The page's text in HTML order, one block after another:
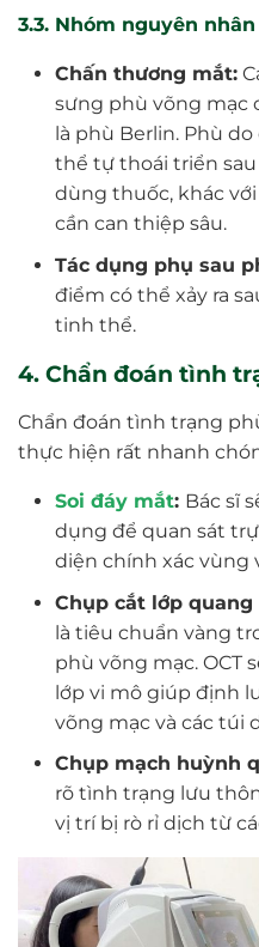
3.3. Nhóm nguyên
Chấn thương mắt:
sưng phù võng mạc
là phù Berlin. Phù
thể tự thoái triển
dùng thuốc, khác
cần can thiệp sâu.
Tác dụng phụ sau
điểm có thể xảy ra
tinh thể.
4. Chẩn đoán tình
Chẩn đoán tình trạng
thực hiện rất nhanh
Soi đáy mắt: Bác sĩ
dụng để quan sát
diện chính xác vùng
Chụp cắt lớp quang
là tiêu chuẩn vàng
phù võng mạc. OCT
lớp vi mô giúp định
võng mạc và các túi
Chụp mạch huỳnh
rõ tình trạng lưu
vị trí bị rò rỉ dịch từ